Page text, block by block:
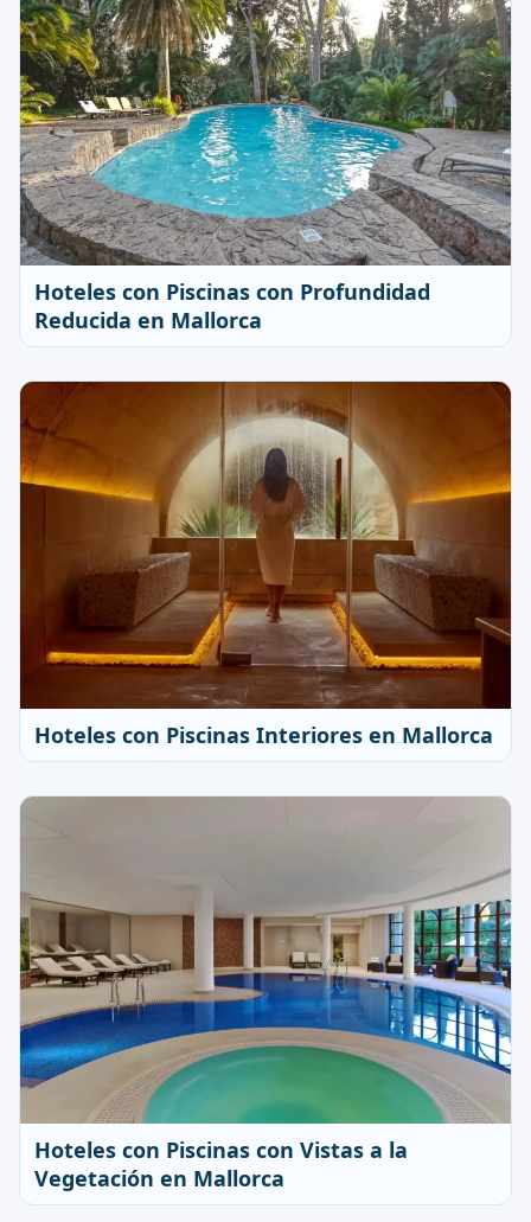
Hoteles con Piscinas con Profundidad
Reducida en Mallorca
Hoteles con Piscinas Interiores en Mallorca
Hoteles con Piscinas con Vistas a la
Vegetación en Mallorca